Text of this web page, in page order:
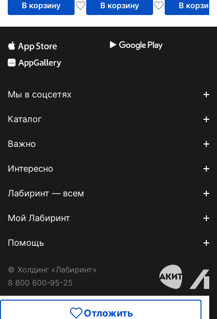
Отложить
В корзину В корзину В корзину
Мы в соцсетях
Каталог
Важно
Интересно
Лабиринт — всем
Мой Лабиринт
Помощь
© Холдинг «Лабиринт»
8 800 600-95-25